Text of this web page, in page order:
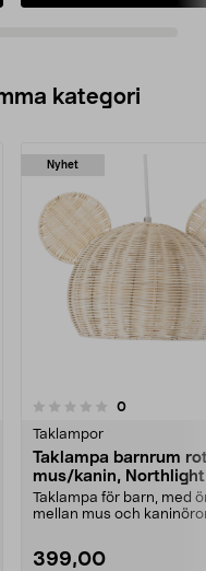
kategori
Nyhet
0recensioner
Taklampor
Taklampa barnrum
mus/kanin, Northlight
Taklampa för barn, med
mellan mus och
399,00
4.5 av 5 stjärnor